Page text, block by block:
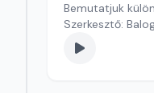
Bemutatjuk
Szerkesztő: